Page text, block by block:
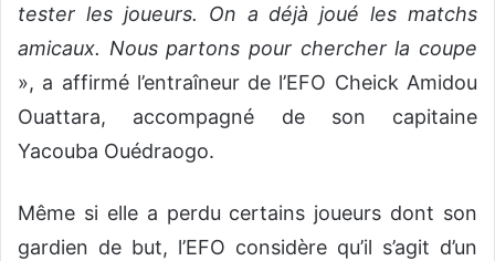
tester les joueurs. On a déjà joué les matchs
amicaux. Nous partons pour chercher la coupe
», a affirmé l’entraîneur de l’EFO Cheick Amidou
Ouattara, accompagné de son capitaine
Yacouba Ouédraogo.
Même si elle a perdu certains joueurs dont son
gardien de but, l’EFO considère qu’il s’agit d’un